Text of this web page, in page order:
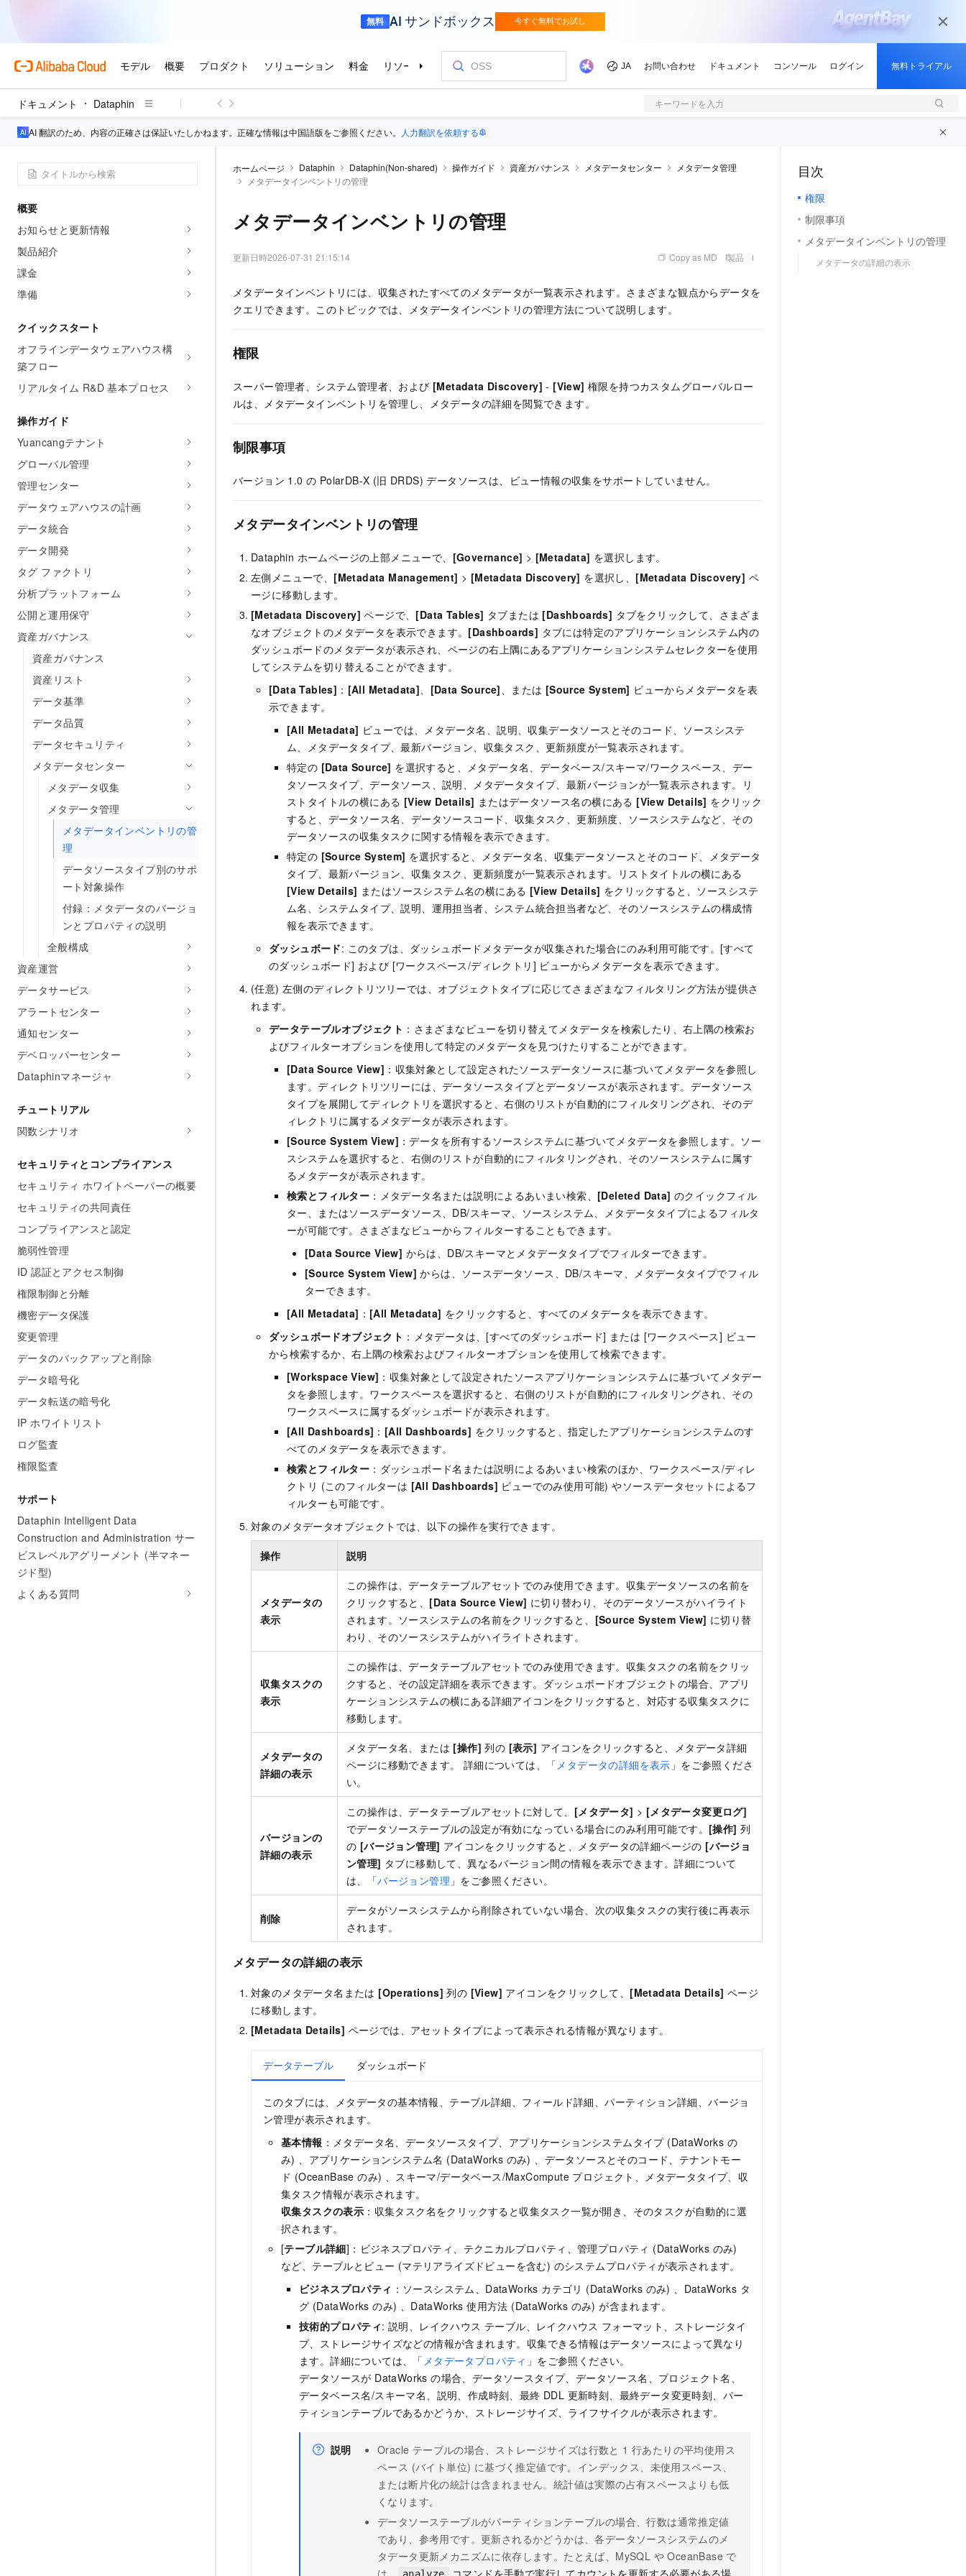
ドキュメント Dataphin キーワードを入力
AI 翻訳のため、内容の正確さは保証いたしかねます。正確な情報は中国語版をご参照ください。 人力翻訳を依頼する
概要
お知らせと更新情報
製品紹介
課金
準備
クイックスタート
オフラインデータウェアハウス構
築フロー
リアルタイム R&D 基本プロセス
操作ガイド
Yuancangテナント
グローバル管理
管理センター
データウェアハウスの計画
データ統合
データ開発
タグ ファクトリ
分析プラットフォーム
公開と運用保守
資産ガバナンス
資産ガバナンス
資産リスト
データ基準
データ品質
データセキュリティ
メタデータセンター
メタデータ収集
メタデータ管理
メタデータインベントリの管
理
データソースタイプ別のサポ
ート対象操作
付録：メタデータのバージョ
ンとプロパティの説明
全般構成
資産運営
データサービス
アラートセンター
通知センター
デベロッパーセンター
Dataphinマネージャ
チュートリアル
関数シナリオ
セキュリティとコンプライアンス
セキュリティ ホワイトペーパーの概要
セキュリティの共同責任
コンプライアンスと認定
脆弱性管理
ID 認証とアクセス制御
権限制御と分離
機密データ保護
変更管理
データのバックアップと削除
データ暗号化
データ転送の暗号化
IP ホワイトリスト
ログ監査
権限監査
サポート
Dataphin Intelligent Data
Construction and Administration サー
ビスレベルアグリーメント (半マネー
ジド型)
よくある質問
ホームページ Dataphin Dataphin(Non-shared) 操作ガイド 資産ガバナンス メタデータセンター
メタデータ管理
メタデータインベントリの管理
メタデータインベントリの管理
更新日時2026-07-31 21:15:14 Copy as MD 製品
メタデータインベントリには、収集されたすべてのメタデータが一覧表示されます。さまざまな観点からデータを
クエリできます。このトピックでは、メタデータインベントリの管理方法について説明します。
権限
スーパー管理者、システム管理者、および [Metadata Discovery] - [View] 権限を持つカスタムグローバルロー
ルは、メタデータインベントリを管理し、メタデータの詳細を閲覧できます。
制限事項
バージョン 1.0 の PolarDB-X (旧 DRDS) データソースは、ビュー情報の収集をサポートしていません。
メタデータインベントリの管理
Dataphin ホームページの上部メニューで、 [Governance] > [Metadata] を選択します。
左側メニューで、 [Metadata Management] > [Metadata Discovery] を選択し、 [Metadata Discovery] ペ
ージに移動します。
[Metadata Discovery] ページで、 [Data Tables] タブまたは [Dashboards] タブをクリックして、さまざま
なオブジェクトのメタデータを表示できます。 [Dashboards] タブには特定のアプリケーションシステム内の
ダッシュボードのメタデータが表示され、ページの右上隅にあるアプリケーションシステムセレクターを使用
してシステムを切り替えることができます。
[Data Tables] ： [All Metadata]、 [Data Source]、または [Source System] ビューからメタデータを表
示できます。
[All Metadata] ビューでは、メタデータ名、説明、収集データソースとそのコード、ソースシステ
ム、メタデータタイプ、最新バージョン、収集タスク、更新頻度が一覧表示されます。
特定の [Data Source] を選択すると、メタデータ名、データベース/スキーマ/ワークスペース、デー
タソースタイプ、データソース、説明、メタデータタイプ、最新バージョンが一覧表示されます。リ
ストタイトルの横にある [View Details] またはデータソース名の横にある [View Details] をクリック
すると、データソース名、データソースコード、収集タスク、更新頻度、ソースシステムなど、その
データソースの収集タスクに関する情報を表示できます。
特定の [Source System] を選択すると、メタデータ名、収集データソースとそのコード、メタデータ
タイプ、最新バージョン、収集タスク、更新頻度が一覧表示されます。リストタイトルの横にある
[View Details] またはソースシステム名の横にある [View Details] をクリックすると、ソースシステ
ム名、システムタイプ、説明、運用担当者、システム統合担当者など、そのソースシステムの構成情
報を表示できます。
ダッシュボード: このタブは、ダッシュボードメタデータが収集された場合にのみ利用可能です。[すべて
のダッシュボード] および [ワークスペース/ディレクトリ] ビューからメタデータを表示できます。
(任意) 左側のディレクトリツリーでは、オブジェクトタイプに応じてさまざまなフィルタリング方法が提供さ
れます。
データテーブルオブジェクト ：さまざまなビューを切り替えてメタデータを検索したり、右上隅の検索お
よびフィルターオプションを使用して特定のメタデータを見つけたりすることができます。
[Data Source View] ：収集対象として設定されたソースデータソースに基づいてメタデータを参照し
ます。ディレクトリツリーには、データソースタイプとデータソースが表示されます。データソース
タイプを展開してディレクトリを選択すると、右側のリストが自動的にフィルタリングされ、そのデ
ィレクトリに属するメタデータが表示されます。
[Source System View] ：データを所有するソースシステムに基づいてメタデータを参照します。ソー
スシステムを選択すると、右側のリストが自動的にフィルタリングされ、そのソースシステムに属す
るメタデータが表示されます。
検索とフィルター ：メタデータ名または説明によるあいまい検索、 [Deleted Data] のクイックフィル
ター、またはソースデータソース、DB/スキーマ、ソースシステム、メタデータタイプによるフィルタ
ーが可能です。さまざまなビューからフィルターすることもできます。
[Data Source View] からは、DB/スキーマとメタデータタイプでフィルターできます。
[Source System View] からは、ソースデータソース、DB/スキーマ、メタデータタイプでフィル
ターできます。
[All Metadata] ： [All Metadata] をクリックすると、すべてのメタデータを表示できます。
ダッシュボードオブジェクト ：メタデータは、[すべてのダッシュボード] または [ワークスペース] ビュー
から検索するか、右上隅の検索およびフィルターオプションを使用して検索できます。
[Workspace View] ：収集対象として設定されたソースアプリケーションシステムに基づいてメタデー
タを参照します。ワークスペースを選択すると、右側のリストが自動的にフィルタリングされ、その
ワークスペースに属するダッシュボードが表示されます。
[All Dashboards] ： [All Dashboards] をクリックすると、指定したアプリケーションシステムのす
べてのメタデータを表示できます。
検索とフィルター ：ダッシュボード名または説明によるあいまい検索のほか、ワークスペース/ディレ
クトリ (このフィルターは [All Dashboards] ビューでのみ使用可能) やソースデータセットによるフ
ィルターも可能です。
対象のメタデータオブジェクトでは、以下の操作を実行できます。
操作 説明
メタデータの
表示
この操作は、データテーブルアセットでのみ使用できます。収集データソースの名前を
クリックすると、 [Data Source View] に切り替わり、そのデータソースがハイライト
されます。ソースシステムの名前をクリックすると、 [Source System View] に切り替
わり、そのソースシステムがハイライトされます。
収集タスクの
表示
この操作は、データテーブルアセットでのみ使用できます。収集タスクの名前をクリッ
クすると、その設定詳細を表示できます。ダッシュボードオブジェクトの場合、アプリ
ケーションシステムの横にある詳細アイコンをクリックすると、対応する収集タスクに
移動します。
メタデータの
詳細の表示
メタデータ名、または [操作] 列の [表示] アイコンをクリックすると、メタデータ詳細
ページに移動できます。 詳細については、「メタデータの詳細を表示 」をご参照くださ
い。
バージョンの
詳細の表示
この操作は、データテーブルアセットに対して、 [メタデータ] > [メタデータ変更ログ]
でデータソーステーブルの設定が有効になっている場合にのみ利用可能です。 [操作] 列
の [バージョン管理] アイコンをクリックすると、メタデータの詳細ページの [バージョ
ン管理] タブに移動して、異なるバージョン間の情報を表示できます。詳細について
は、「バージョン管理 」をご参照ください。
削除
データがソースシステムから削除されていない場合、次の収集タスクの実行後に再表示
されます。
メタデータの詳細の表示
対象のメタデータ名または [Operations] 列の [View] アイコンをクリックして、 [Metadata Details] ページ
に移動します。
[Metadata Details] ページでは、アセットタイプによって表示される情報が異なります。
データテーブル ダッシュボード
このタブには、メタデータの基本情報、テーブル詳細、フィールド詳細、パーティション詳細、バージョ
ン管理が表示されます。
基本情報 ：メタデータ名、データソースタイプ、アプリケーションシステムタイプ (DataWorks の
み) 、アプリケーションシステム名 (DataWorks のみ) 、データソースとそのコード、テナントモー
ド (OceanBase のみ) 、スキーマ/データベース/MaxCompute プロジェクト、メタデータタイプ、収
集タスク情報が表示されます。
収集タスクの表示 ：収集タスク名をクリックすると収集タスク一覧が開き、そのタスクが自動的に選
択されます。
[テーブル詳細]：ビジネスプロパティ、テクニカルプロパティ、管理プロパティ (DataWorks のみ)
など、テーブルとビュー (マテリアライズドビューを含む) のシステムプロパティが表示されます。
ビジネスプロパティ ：ソースシステム、DataWorks カテゴリ (DataWorks のみ) 、DataWorks タ
グ (DataWorks のみ) 、DataWorks 使用方法 (DataWorks のみ) が含まれます。
技術的プロパティ: 説明、レイクハウス テーブル、レイクハウス フォーマット、ストレージタイ
プ、ストレージサイズなどの情報が含まれます。収集できる情報はデータソースによって異なり
ます。詳細については、「 メタデータプロパティ 」をご参照ください。
データソースが DataWorks の場合、データソースタイプ、データソース名、プロジェクト名、
データベース名/スキーマ名、説明、作成時刻、最終 DDL 更新時刻、最終データ変更時刻、パー
ティションテーブルであるかどうか、ストレージサイズ、ライフサイクルが表示されます。
説明
Oracle テーブルの場合、ストレージサイズは行数と 1 行あたりの平均使用ス
ペース (バイト単位) に基づく推定値です。インデックス、未使用スペース、
または断片化の統計は含まれません。統計値は実際の占有スペースよりも低
くなります。
データソーステーブルがパーティションテーブルの場合、行数は通常推定値
であり、参考用です。更新されるかどうかは、各データソースシステムのメ
タデータ更新メカニズムに依存します。たとえば、MySQL や OceanBase で
目次
権限
制限事項
メタデータインベントリの管理
メタデータの詳細の表示